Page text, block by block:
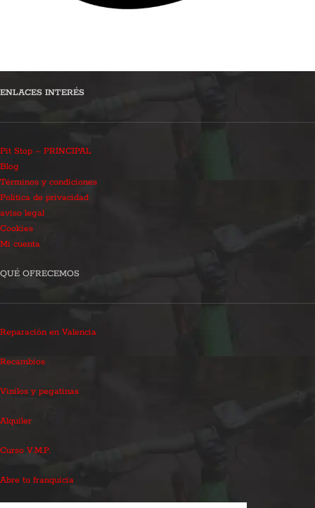
ENLACES INTERÉS
Pit Stop – PRINCIPAL
Blog
Términos y condiciones
Política de privacidad
aviso legal
Cookies
Mi cuenta
QUÉ OFRECEMOS
Reparación en Valencia
Recambios
Vinilos y pegatinas
Alquiler
Curso V.M.P.
Abre tu franquicia